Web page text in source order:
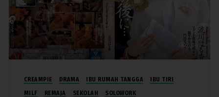
5,244
CREAMPIE DRAMA IBU RUMAH TANGGA
IBU TIRI
MILF
REMAJA SEKOLAH SOLOWORK